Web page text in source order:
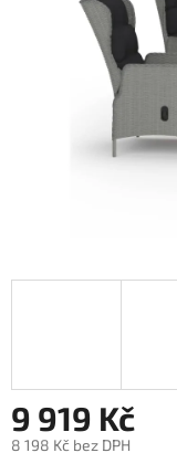
9 919 Kč
8 198 Kč bez DPH